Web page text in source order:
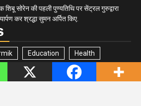
सोरेन की पहली पुण्यतिथि पर सेंट्रल गुरुद्वारा
कर श्रद्धा सुमन अर्पित किए.
Education Health
Matrimonial Minority